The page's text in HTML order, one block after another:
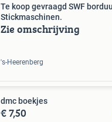
Te koop gevraagd SWF
Stickmaschinen.
Zie omschrijving
's-Heerenberg
dmc boekjes
€ 7,50